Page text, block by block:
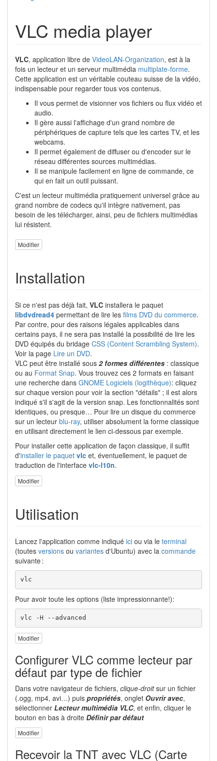
VLC media player
VLC, application libre de VideoLAN-Organization, est à la
fois un lecteur et un serveur multimédia multiplate-forme.
Cette application est un véritable couteau suisse de la vidéo,
indispensable pour regarder tous vos contenus.
Il vous permet de visionner vos fichiers ou flux vidéo et
audio.
Il gère aussi l'affichage d'un grand nombre de
périphériques de capture tels que les cartes TV, et les
webcams.
Il permet également de diffuser ou d'encoder sur le
réseau différentes sources multimédias.
Il se manipule facilement en ligne de commande, ce
qui en fait un outil puissant.
C'est un lecteur multimédia pratiquement universel grâce au
grand nombre de codecs qu'il intègre nativement, pas
besoin de les télécharger, ainsi, peu de fichiers multimédias
lui résistent.
Modifier
Installation
Si ce n'est pas déjà fait, VLC installera le paquet
libdvdread4 permettant de lire les films DVD du commerce.
Par contre, pour des raisons légales applicables dans
certains pays, il ne sera pas installé la possibilité de lire les
DVD équipés du bridage CSS (Content Scrambling System).
Voir la page Lire un DVD.
VLC peut être installé sous 2 formes différentes : classique
ou au Format Snap. Vous trouvez ces 2 formats en faisant
une recherche dans GNOME Logiciels (logithèque): cliquez
sur chaque version pour voir la section "détails" ; il est alors
indiqué s'il s'agit de la version snap. Les fonctionnalités sont
identiques, ou presque… Pour lire un disque du commerce
sur un lecteur blu-ray, utiliser absolument la forme classique
en utilisant directement le lien ci-dessous par exemple.
Pour installer cette application de façon classique, il suffit
d'installer le paquet vlc et, éventuellement, le paquet de
traduction de l'interface vlc-l10n.
Modifier
Utilisation
Lancez l'application comme indiqué ici ou via le terminal
(toutes versions ou variantes d'Ubuntu) avec la commande
suivante :
vlc
Pour avoir toute les options (liste impressionnante!):
vlc -H --advanced
Modifier
Configurer VLC comme lecteur par
défaut par type de fichier
Dans votre navigateur de fichiers, clique-droitsur un fichier
(.ogg, mp4, avi…) puis propriétés, onglet Ouvrir avec,
sélectionner Lecteur multimédia VLC, et enfin, cliquer le
bouton en bas à droite Définir par défaut
Modifier
Recevoir la TNT avec VLC (Carte